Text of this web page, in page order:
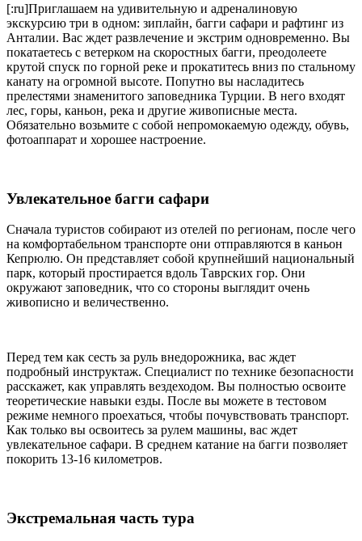
[:ru]Приглашаем на удивительную и адреналиновую
экскурсию три в одном: зиплайн, багги сафари и рафтинг из
Анталии. Вас ждет развлечение и экстрим одновременно. Вы
покатаетесь с ветерком на скоростных багги, преодолеете
крутой спуск по горной реке и прокатитесь вниз по стальному
канату на огромной высоте. Попутно вы насладитесь
прелестями знаменитого заповедника Турции. В него входят
лес, горы, каньон, река и другие живописные места.
Обязательно возьмите с собой непромокаемую одежду, обувь,
фотоаппарат и хорошее настроение.
Увлекательное багги сафари
Сначала туристов собирают из отелей по регионам, после чего
на комфортабельном транспорте они отправляются в каньон
Кепрюлю. Он представляет собой крупнейший национальный
парк, который простирается вдоль Таврских гор. Они
окружают заповедник, что со стороны выглядит очень
живописно и величественно.
Перед тем как сесть за руль внедорожника, вас ждет
подробный инструктаж. Специалист по технике безопасности
расскажет, как управлять вездеходом. Вы полностью освоите
теоретические навыки езды. После вы можете в тестовом
режиме немного проехаться, чтобы почувствовать транспорт.
Как только вы освоитесь за рулем машины, вас ждет
увлекательное сафари. В среднем катание на багги позволяет
покорить 13-16 километров.
Экстремальная часть тура